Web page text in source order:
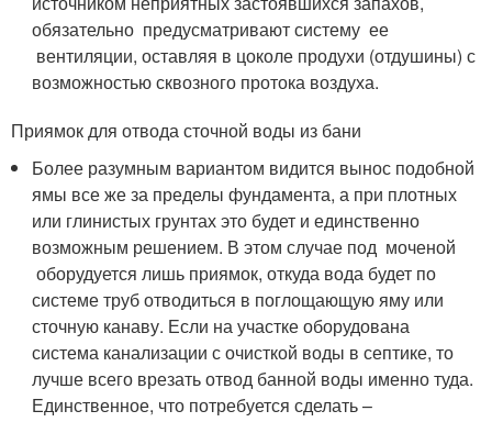
обязательно предусматривают систему ее
вентиляции, оставляя в цоколе продухи (отдушины) с
возможностью сквозного протока воздуха.
Приямок для отвода сточной воды из бани
Более разумным вариантом видится вынос подобной
ямы все же за пределы фундамента, а при плотных
или глинистых грунтах это будет и единственно
возможным решением. В этом случае под моченой
оборудуется лишь приямок, откуда вода будет по
системе труб отводиться в поглощающую яму или
сточную канаву. Если на участке оборудована
система канализации с очисткой воды в септике, то
лучше всего врезать отвод банной воды именно туда.
Единственное, что потребуется сделать –